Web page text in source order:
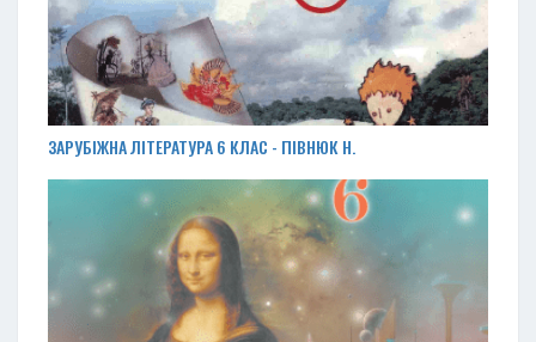
ЗАРУБІЖНА ЛІТЕРАТУРА 6 КЛАС - ПІВНЮК Н.